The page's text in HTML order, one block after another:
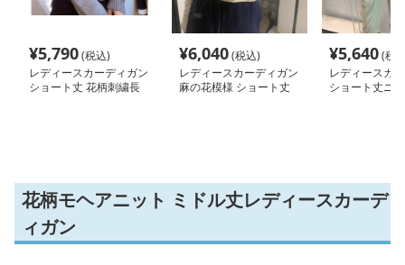
¥5,790(税込)
レディースカーディガン
ショート丈 花柄刺繍長
¥6,040(税込)
レディースカーディガン
麻の花模様 ショート丈
¥5,640(税
レディースカ
ショート丈ニ
花柄モヘアニット ミドル丈レディースカーデ
ィガン